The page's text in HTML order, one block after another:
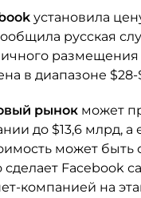
установила
русская
в диапазоне $28-
рынок может
до $13,6 млрд, а
может быть
сделает Facebook
компанией на